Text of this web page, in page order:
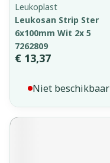
Leukoplast
Leukosan Strip Ster
6x100mm Wit 2x 5
7262809
€ 13,37
Niet beschikbaar